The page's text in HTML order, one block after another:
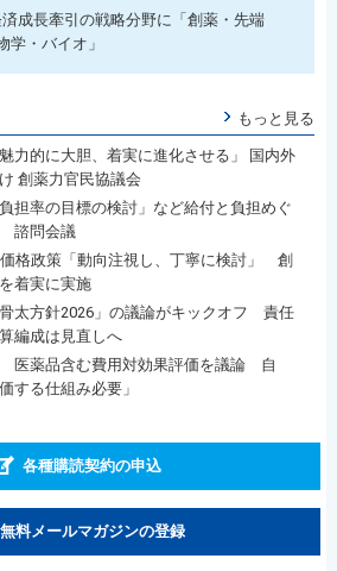
成長牽引の戦略分野に「創薬・先端
学・バイオ」
もっと見る
力的に大胆、着実に進化させる」 国内外
創薬力官民協議会
担率の目標の検討」など給付と負担めぐ
諮問会議
格政策「動向注視し、丁寧に検討」 創
着実に実施
太方針2026」の議論がキックオフ 責任
編成は見直しへ
医薬品含む費用対効果評価を議論 自
する仕組み必要」
各種購読契約の申込
無料メールマガジンの登録